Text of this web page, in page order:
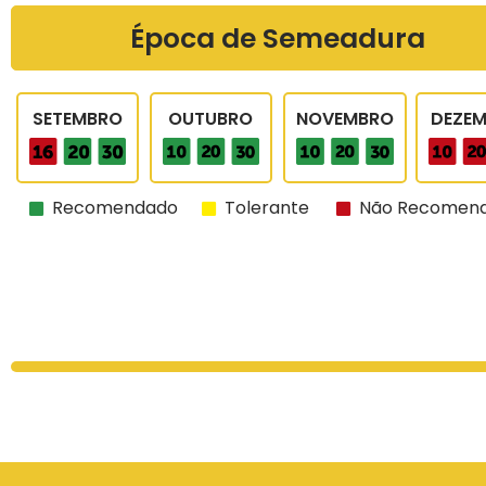
Época de Semeadura
SETEMBRO OUTUBRO NOVEMBRO
Recomendado Tolerante Não